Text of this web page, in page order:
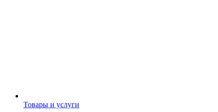
Товары и услуги